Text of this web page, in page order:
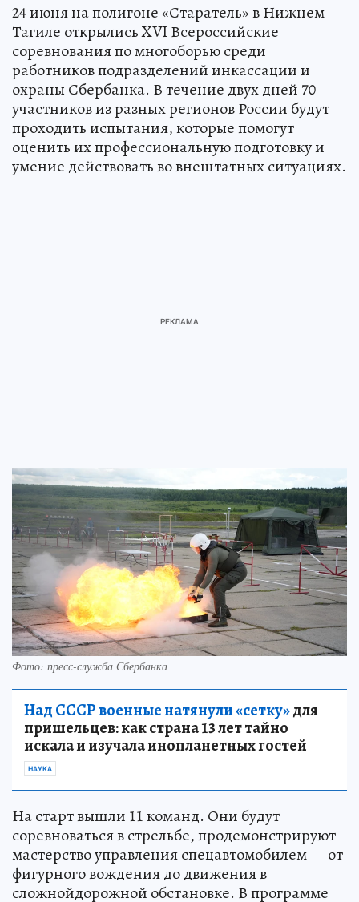
24 июня на полигоне «Старатель» в Нижнем
Тагиле открылись XVI Всероссийские
соревнования по многоборью среди
работников подразделений инкассации и
охраны Сбербанка. В течение двух дней 70
участников из разных регионов России будут
проходить испытания, которые помогут
оценить их профессиональную подготовку и
умение действовать во внештатных ситуациях.
Фото: пресс-служба Сбербанка
Над СССР военные натянули «сетку»для
пришельцев: как страна 13 лет тайно
искала и изучала инопланетных гостей
НАУКА
На старт вышли 11 команд. Они будут
соревноваться в стрельбе, продемонстрируют
мастерство управления спецавтомобилем — от
фигурного вождения до движения в
сложнойдорожной обстановке. В программе